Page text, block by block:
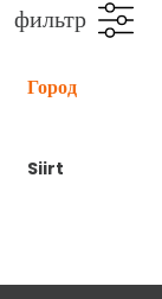
фильтр
город
siirt